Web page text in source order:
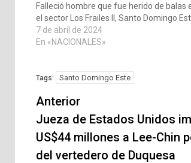
Falleció hombre que fue herido de balas
el sector Los Frailes II, Santo Domingo
7 de abril de 2024
En «NACIONALES»
Tags: Santo Domingo Este
Navegación
de
entradas
Anterior
Jueza de Estados Unidos
US$44 millones a Lee-Chin
del vertedero de Duquesa